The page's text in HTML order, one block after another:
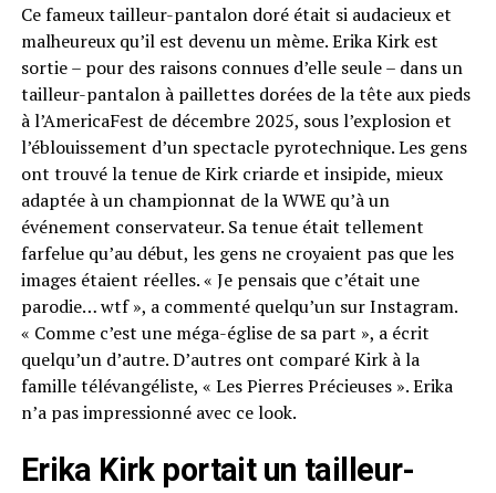
Ce fameux tailleur-pantalon doré était si audacieux et
malheureux qu’il est devenu un mème. Erika Kirk est
sortie – pour des raisons connues d’elle seule – dans un
tailleur-pantalon à paillettes dorées de la tête aux pieds
à l’AmericaFest de décembre 2025, sous l’explosion et
l’éblouissement d’un spectacle pyrotechnique. Les gens
ont trouvé la tenue de Kirk criarde et insipide, mieux
adaptée à un championnat de la WWE qu’à un
événement conservateur. Sa tenue était tellement
farfelue qu’au début, les gens ne croyaient pas que les
images étaient réelles. « Je pensais que c’était une
parodie… wtf », a commenté quelqu’un sur Instagram.
« Comme c’est une méga-église de sa part », a écrit
quelqu’un d’autre. D’autres ont comparé Kirk à la
famille télévangéliste, « Les Pierres Précieuses ». Erika
n’a pas impressionné avec ce look.
Erika Kirk portait un tailleur-